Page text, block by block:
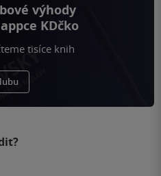
výhody
KDčko
tisíce knih